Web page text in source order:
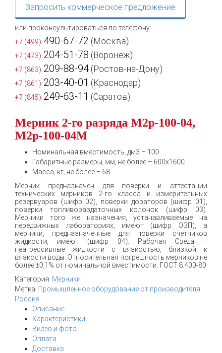
Запросить коммерческое предложение
или проконсультироваться по телефону:
+7 (499) 490-67-72 (Москва)
+7 (473) 204-51-78 (Воронеж)
+7 (863) 209-88-94 (Ростов-на-Дону)
+7 (861) 203-40-01 (Краснодар)
+7 (845) 249-63-11 (Саратов)
Мерник 2-го разряда М2р-100-04,
М2р-100-04М
Номинальная вместимость, дм3 – 100
Габаритные размеры, мм, не более – 600х1600
Масса, кг, не более – 68
Мерник предназначен для поверки и аттестации
технических мерников 2-го класса и измерительных
резервуаров (шифр 02), поверки дозаторов (шифр 01),
поверки топливораздаточных колонок (шифр 03).
Мерники того же назначения, устанавливаемые на
передвижных лабораториях, имеют (шифр ОЗП), а
мерники, предназначенные для поверки счетчиков
жидкости, имеют (шифр 04). Рабочая Среда –
неагрессивные жидкости с вязкостью, близкой к
вязкости воды. Относительная погрешность мерников не
более ±0,1% от номинальной вместимости. ГОСТ 8.400-80
Категория: Мерники
Метка: Промышленное оборудование от производителя
Россия
Описание
Характеристики
Видео и фото
Оплата
Доставка